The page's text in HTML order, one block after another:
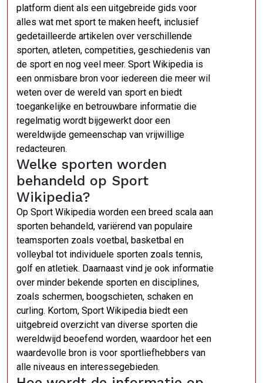
platform dient als een uitgebreide gids voor
alles wat met sport te maken heeft, inclusief
gedetailleerde artikelen over verschillende
sporten, atleten, competities, geschiedenis van
de sport en nog veel meer. Sport Wikipedia is
een onmisbare bron voor iedereen die meer wil
weten over de wereld van sport en biedt
toegankelijke en betrouwbare informatie die
regelmatig wordt bijgewerkt door een
wereldwijde gemeenschap van vrijwillige
redacteuren.
Welke sporten worden
behandeld op Sport
Wikipedia?
Op Sport Wikipedia worden een breed scala aan
sporten behandeld, variërend van populaire
teamsporten zoals voetbal, basketbal en
volleybal tot individuele sporten zoals tennis,
golf en atletiek. Daarnaast vind je ook informatie
over minder bekende sporten en disciplines,
zoals schermen, boogschieten, schaken en
curling. Kortom, Sport Wikipedia biedt een
uitgebreid overzicht van diverse sporten die
wereldwijd beoefend worden, waardoor het een
waardevolle bron is voor sportliefhebbers van
alle niveaus en interessegebieden.